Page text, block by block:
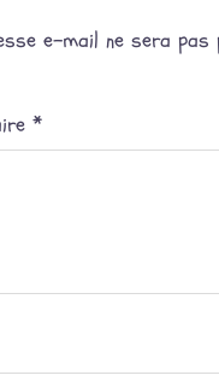
e-mail ne sera pas
*